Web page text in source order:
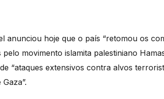
anunciou hoje que o país “retomou os
movimento islamita palestiniano
“ataques extensivos contra alvos